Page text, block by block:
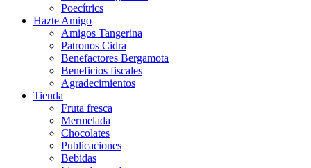
Poecítrics
Hazte Amigo
Amigos Tangerina
Patronos Cidra
Benefactores Bergamota
Beneficios fiscales
Agradecimientos
Tienda
Fruta fresca
Mermelada
Chocolates
Publicaciones
Bebidas